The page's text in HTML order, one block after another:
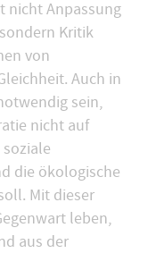
nicht Anpassung
Kritik
von
Auch in
sein,
nicht auf
die ökologische
Mit dieser
leben,
aus der